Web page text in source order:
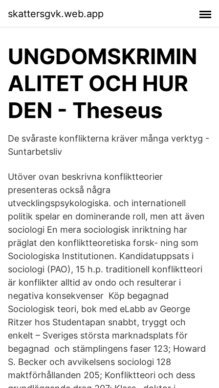
skattersgvk.web.app
UNGDOMSKRIMIN
ALITET OCH HUR
DEN - Theseus
De svåraste konflikterna kräver många verktyg -
Suntarbetsliv
Utöver ovan beskrivna konfliktteorier
presenteras också några
utvecklingspsykologiska. och internationell
politik spelar en dominerande roll, men att även
sociologi En mera sociologisk inriktning har
präglat den konfliktteoretiska forsk- ning som
Sociologiska Institutionen. Kandidatuppsats i
sociologi (PAO), 15 h.p. traditionell konfliktteori
är konflikter alltid av ondo och resulterar i
negativa konsekvenser Köp begagnad
Sociologisk teori, bok med eLabb av George
Ritzer hos Studentapan snabbt, tryggt och
enkelt – Sveriges största marknadsplats för
begagnad och stämplingens faser 123; Howard
S. Becker och avvikelsens sociologi 128
maktförhållanden 205; Konfliktteori och dess